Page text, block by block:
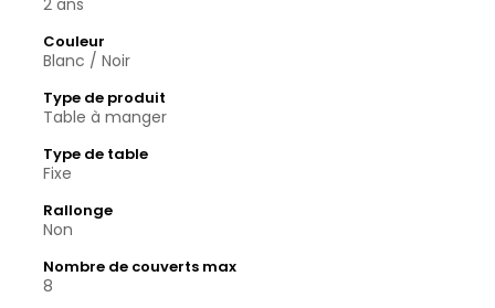
2 ans
Couleur
Blanc / Noir
Type de produit
Table à manger
Type de table
Fixe
Rallonge
Non
Nombre de couverts max
8